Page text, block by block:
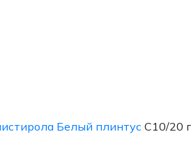
Белый плинтус С10/20